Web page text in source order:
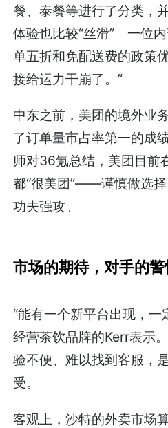
餐、泰餐等进行了分类，
体验也比较“丝滑”。一位
单五折和免配送费的政策
接给运力干崩了。”
中东之前，美团的境外业
了订单量市占率第一的成
师对36氪总结，美团目前
都“很美团”——谨慎做选
功夫强攻。
市场的期待，对手的警
“能有一个新平台出现，一
经营茶饮品牌的Kerr表示
验不便、难以找到客服，
受。
客观上，沙特的外卖市场